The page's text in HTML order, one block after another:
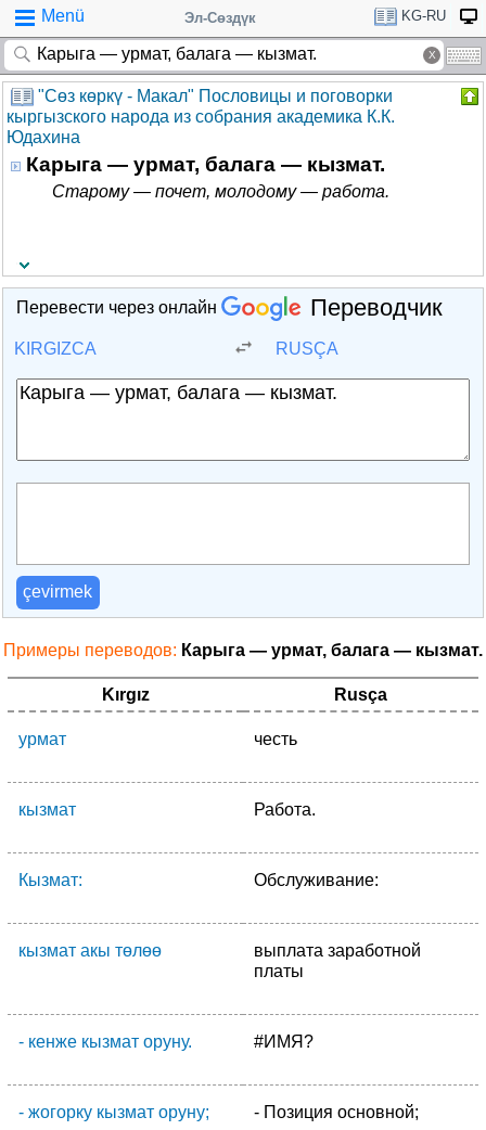
Menü Эл-Сөздүк KG-RU
"Cөз көркү - Макал" Пословицы и поговорки
кыргызского народа из собрания академика К.К.
Юдахина
Карыга — урмат, балага — кызмат.
Старому — почет, молодому — работа.
Перевести через онлайн Переводчик
KIRGIZCA RUSÇA
çevirmek
Примеры переводов: Карыга — урмат, балага — кызмат.
Kırgız Rusça
урмат честь
кызмат Работа.
Кызмат: Обслуживание:
кызмат акы төлөө
выплата заработной
платы
- кенже кызмат оруну. #ИМЯ?
- жогорку кызмат оруну; - Позиция основной;